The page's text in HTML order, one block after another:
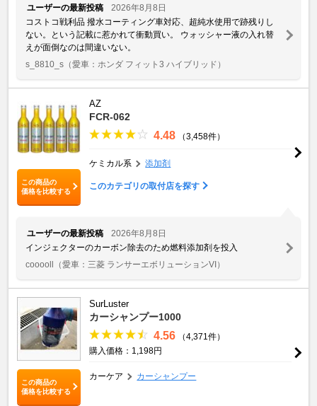
ユーザーの最新投稿
2026年8月8日
コストコ戦利品 撥水コーティング車対応、超純水使用で跡残りし
ない。という記載に惹かれて衝動買い。 ウォッシャー液の入れ替
えが面倒なのは間違いない。
s_8810_s （愛車：ホンダ フィット3 ハイブリッド）
この商品の
価格を比較する
AZ
FCR-062
4.48 （3,458件）
ケミカル系 添加剤
このカテゴリの取付店を探す
ユーザーの最新投稿
2026年8月8日
インジェクターのカーボン除去のため燃料添加剤を投入
cooooll （愛車：三菱 ランサーエボリューションVI）
この商品の
価格を比較する
SurLuster
カーシャンプー1000
4.56
（4,371件）
購入価格：1,198円
カーケア カーシャンプー